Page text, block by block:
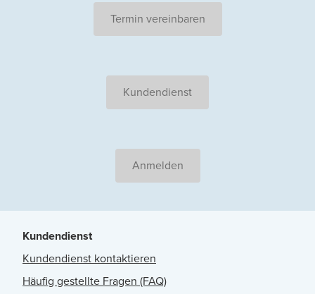
Termin vereinbaren
Kundendienst
Anmelden
Kundendienst
Kundendienst kontaktieren
Häufig gestellte Fragen (FAQ)